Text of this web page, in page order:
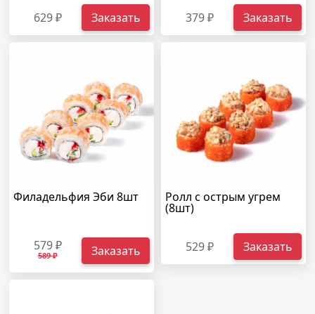
629 ₽ Заказать
379 ₽
Заказать
Филадельфия Эби 8шт
579 ₽
589 ₽ Заказать
Ролл с острым угрем
(8шт)
529 ₽ Заказать